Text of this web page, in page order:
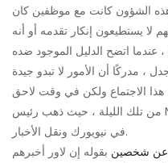
الشؤون كانت مع موظفين كان
لا يستطيعون إنكار تقدمه أو أنه
عندما اتضح الدليل الموجود ضده
هذا الاجتماع ولكن في وقت لاحق
من تلك الليلة ، حيث ذهب رئيس NBC آندي لاك شخصيًا إلى شقة Lauer
في نيويورك ونقل الأخبار.
عن شخصين بقوله إن لاور أخبرهم